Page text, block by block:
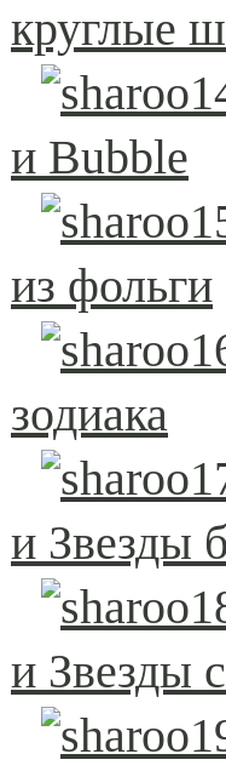
круглые
и Bubble
из фольги
зодиака
и Звезды
и Звезды